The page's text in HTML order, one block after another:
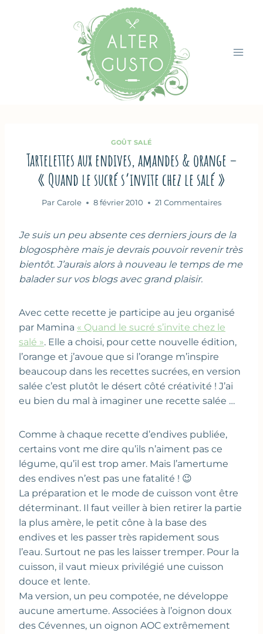
GOÛT SALÉ
Tartelettes aux endives, amandes & orange –
« Quand le sucré s’invite chez le salé »
Par Carole 8 février 2010 21 Commentaires
Je suis un peu absente ces derniers jours de la
blogosphère mais je devrais pouvoir revenir très
bientôt. J’aurais alors à nouveau le temps de me
balader sur vos blogs avec grand plaisir.
Avec cette recette je participe au jeu organisé
par Mamina « Quand le sucré s’invite chez le
salé ». Elle a choisi, pour cette nouvelle édition,
l’orange et j’avoue que si l’orange m’inspire
beaucoup dans les recettes sucrées, en version
salée c’est plutôt le désert côté créativité ! J’ai
eu bien du mal à imaginer une recette salée …
Comme à chaque recette d’endives publiée,
certains vont me dire qu’ils n’aiment pas ce
légume, qu’il est trop amer. Mais l’amertume
des endives n’est pas une fatalité ! 😉
La préparation et le mode de cuisson vont être
déterminant. Il faut veiller à bien retirer la partie
la plus amère, le petit cône à la base des
endives et les passer très rapidement sous
l’eau. Surtout ne pas les laisser tremper. Pour la
cuisson, il vaut mieux privilégié une cuisson
douce et lente.
Ma version, un peu compotée, ne développe
aucune amertume. Associées à l’oignon doux
des Cévennes, un oignon AOC extrêmement